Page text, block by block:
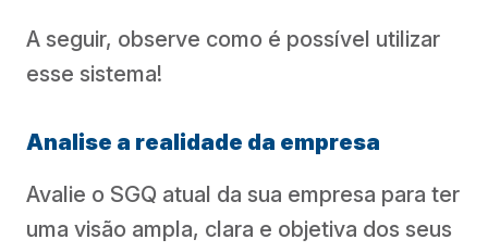
A seguir, observe como é possível utilizar
esse sistema!
Analise a realidade da empresa
Avalie o SGQ atual da sua empresa para ter
uma visão ampla, clara e objetiva dos seus